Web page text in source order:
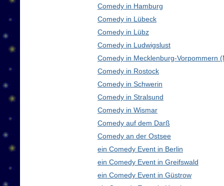
Comedy in Hamburg
Comedy in Lübeck
Comedy in Lübz
Comedy in Ludwigslust
Comedy in Mecklenburg-Vorpommern
Comedy in Rostock
Comedy in Schwerin
Comedy in Stralsund
Comedy in Wismar
Comedy auf dem Darß
Comedy an der Ostsee
ein Comedy Event in Berlin
ein Comedy Event in Greifswald
ein Comedy Event in Güstrow